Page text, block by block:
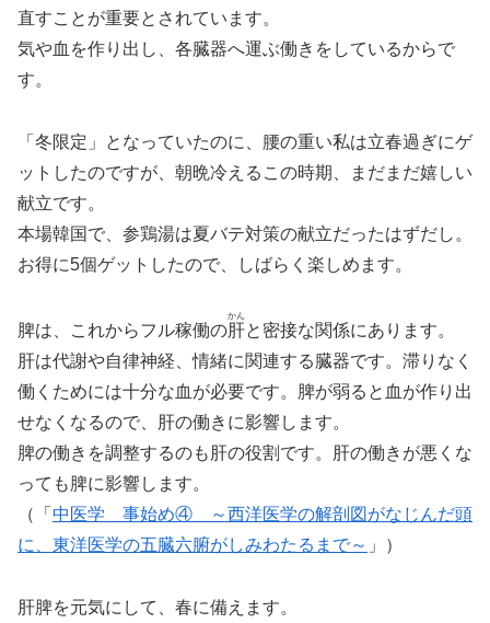
直すことが重要とされています。
気や血を作り出し、各臓器へ運ぶ働きをしているからで
す。
「冬限定」となっていたのに、腰の重い私は立春過ぎにゲ
ットしたのですが、朝晩冷えるこの時期、まだまだ嬉しい
献立です。
本場韓国で、参鶏湯は夏バテ対策の献立だったはずだし。
お得に5個ゲットしたので、しばらく楽しめます。
脾は、これからフル稼働の肝
かん
と密接な関係にあります。
肝は代謝や自律神経、情緒に関連する臓器です。滞りなく
働くためには十分な血が必要です。脾が弱ると血が作り出
せなくなるので、肝の働きに影響します。
脾の働きを調整するのも肝の役割です。肝の働きが悪くな
っても脾に影響します。
（「 中医学 事始め④ ～西洋医学の解剖図がなじんだ頭
に、東洋医学の五臓六腑がしみわたるまで～ 」）
肝脾を元気にして、春に備えます。